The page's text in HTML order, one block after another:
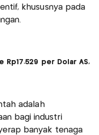
khususnya pada
Rp17.529 per Dolar AS,
adalah
bagi industri
banyak tenaga